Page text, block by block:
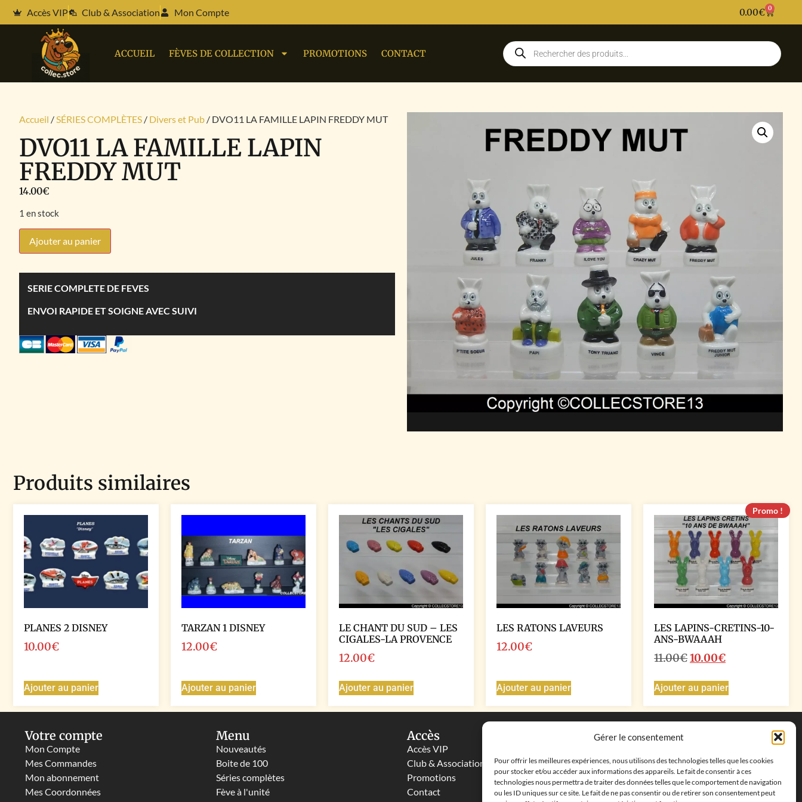
Gérer le consentement
Pour offrir les meilleures expériences, nous utilisons des technologies telles que les cookies
pour stocker et/ou accéder aux informations des appareils. Le fait de consentir à ces
technologies nous permettra de traiter des données telles que le comportement de navigation
ou les ID uniques sur ce site. Le fait de ne pas consentir ou de retirer son consentement peut
Accès VIP Club & Association Mon Compte 0.00€ 0
ACCUEIL FÈVES DE COLLECTION PROMOTIONS CONTACT
Accueil /SÉRIES COMPLÈTES / Divers et Pub / DVO11 LA FAMILLE LAPIN FREDDY MUT
DVO11 LA FAMILLE LAPIN
FREDDY MUT
14.00€
1 en stock
Ajouter au panier
SERIE COMPLETE DE FEVES
ENVOI RAPIDE ET SOIGNE AVEC SUIVI
Produits similaires
PLANES 2 DISNEY
10.00€
Ajouter au panier
TARZAN 1 DISNEY
12.00€
Ajouter au panier
LE CHANT DU SUD – LES
CIGALES-LA PROVENCE
12.00€
Ajouter au panier
LES RATONS LAVEURS
12.00€
Ajouter au panier
Promo !
LES LAPINS-CRETINS-10-
ANS-BWAAAH
11.00€10.00€
Ajouter au panier
Votre compte
Mon Compte
Mes Commandes
Mon abonnement
Mes Coordonnées
Menu
Nouveautés
Boite de 100
Séries complètes
Fève à l'unité
Accès
Accès VIP
Club & Associations
Promotions
Contact
Coordonnées
cléments, 13500 Martigues, France
Téléphone : ‭+33652313256‬
Email :feves.collecstore@gmail.com